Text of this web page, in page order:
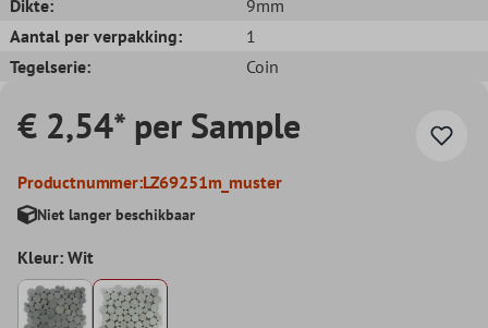
Dikte:
9mm
Aantal per verpakking:
1
Tegelserie:
Coin
€ 2,54* per Sample
Productnummer:LZ69251m_muster
Niet langer beschikbaar
Kleur: Wit